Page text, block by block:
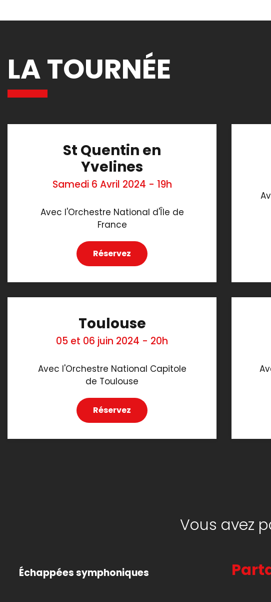
LA TOURNÉE
St Quentin en
Yvelines
Samedi 6 Avril 2024 - 19h
Avec l'Orchestre National d'Île de
France
Réservez
Toulouse
05 et 06 juin 2024 - 20h
Avec l'Orchestre National Capitole
de Toulouse
Réservez
Échappées symphoniques
Vous avez